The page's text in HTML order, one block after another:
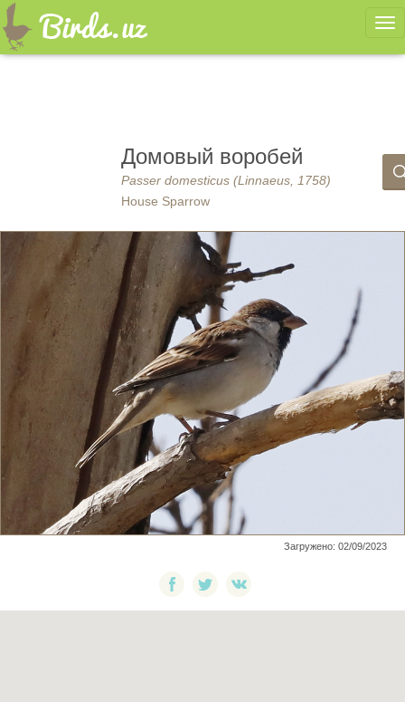
Домовый воробей
Passer domesticus (Linnaeus, 1758)
House Sparrow
Загружено: 02/09/2023